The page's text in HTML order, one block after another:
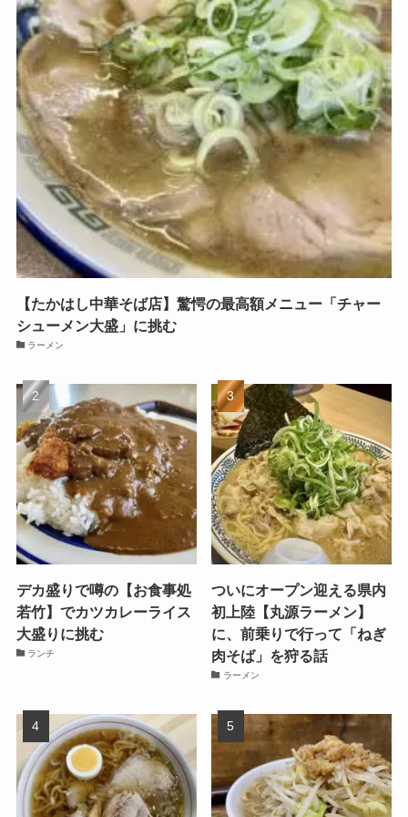
【たかはし中華そば店】驚愕の最高額メニュー「チャー
シューメン大盛」に挑む
ラーメン
デカ盛りで噂の【お食事処
若竹】でカツカレーライス
大盛りに挑む
ランチ
ついにオープン迎える県内
初上陸【丸源ラーメン】
に、前乗りで行って「ねぎ
肉そば」を狩る話
ラーメン